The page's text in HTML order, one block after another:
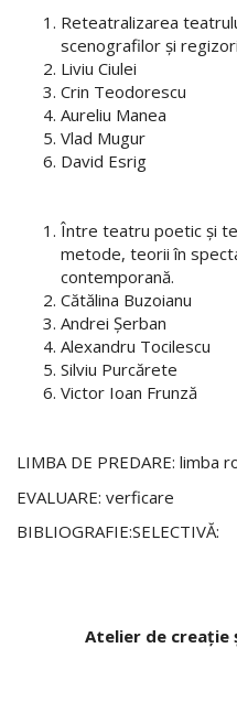
Reteatralizarea
scenografilor şi
Liviu Ciulei
Crin Teodorescu
Aureliu Manea
Vlad Mugur
David Esrig
Între teatru poetic şi
metode, teorii în
contemporană.
Cătălina Buzoianu
Andrei Șerban
Alexandru Tocilescu
Silviu Purcărete
Victor Ioan Frunză
LIMBA DE PREDARE: limba
EVALUARE: verficare
BIBLIOGRAFIE:SELECTIVĂ:
Atelier de